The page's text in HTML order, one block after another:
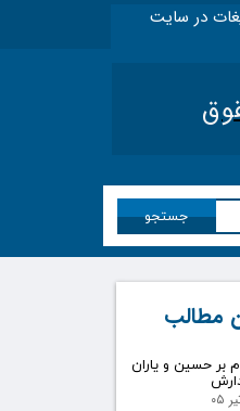
|
در سایت
جستجو
مطالب
بر حسین و یاران